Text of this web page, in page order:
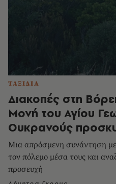
ΤΑΞΙΔΙΑ
Διακοπές στη
Μονή του Αγίου
Ουκρανούς
Μια απρόσμενη συνάντηση
τον πόλεμο μέσα τους και
προσευχή